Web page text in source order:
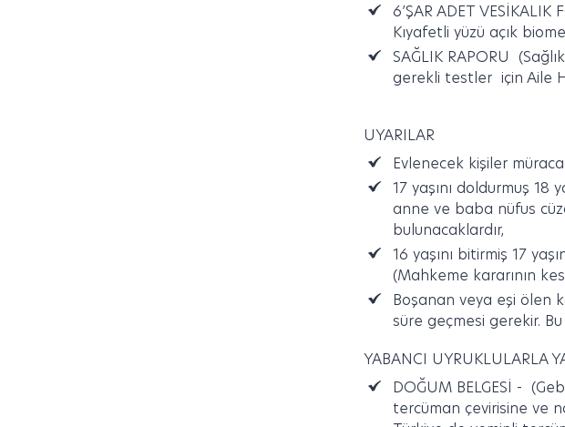
6’ŞAR ADET
Kıyafetli yüzü açık
SAĞLIK RAPORU
gerekli testler için Aile
UYARILAR
Evlenecek kişiler
17 yaşını doldurmuş 18
anne ve baba nüfus
bulunacaklardır,
16 yaşını bitirmiş 17
(Mahkeme kararının
Boşanan veya eşi ölen
süre geçmesi gerekir.
YABANCI UYRUKLULARLA
DOĞUM BELGESİ -
tercüman çevirisine ve